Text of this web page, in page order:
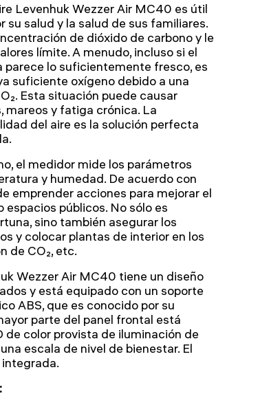
Levenhuk Wezzer Air MC40 es útil
su salud y la salud de sus familiares.
de dióxido de carbono y le
límite. A menudo, incluso si el
lo suficientemente fresco, es
suficiente oxígeno debido a una
Esta situación puede causar
mareos y fatiga crónica. La
del aire es la solución perfecta
el medidor mide los parámetros
y humedad. De acuerdo con
emprender acciones para mejorar el
públicos. No sólo es
sino también asegurar los
y colocar plantas de interior en los
de CO₂, etc.
Wezzer Air MC40 tiene un diseño
y está equipado con un soporte
ABS, que es conocido por su
parte del panel frontal está
de color provista de iluminación de
escala de nivel de bienestar. El